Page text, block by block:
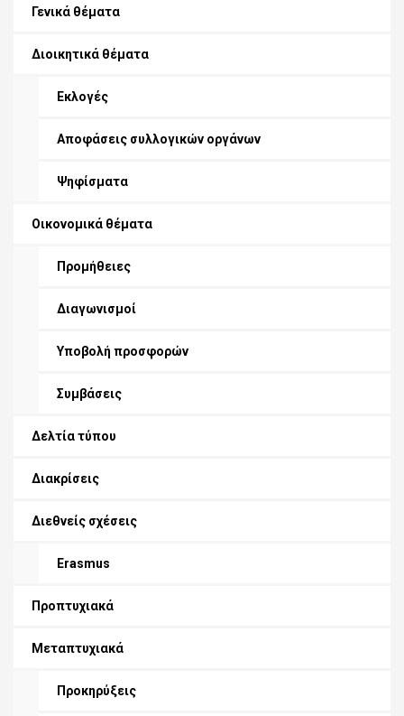
Γενικά θέματα
Διοικητικά θέματα
Εκλογές
Αποφάσεις συλλογικών οργάνων
Ψηφίσματα
Οικονομικά θέματα
Προμήθειες
Διαγωνισμοί
Υποβολή προσφορών
Συμβάσεις
Δελτία τύπου
Διακρίσεις
Διεθνείς σχέσεις
Erasmus
Προπτυχιακά
Μεταπτυχιακά
Προκηρύξεις